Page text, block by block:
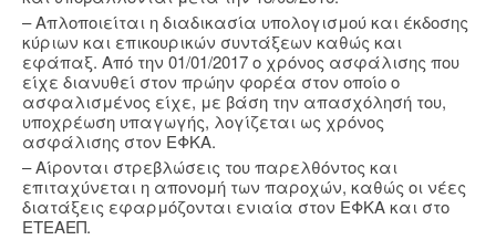
– Απλοποιείται η διαδικασία υπολογισμού και έκδοσης
κύριων και επικουρικών συντάξεων καθώς και
εφάπαξ. Από την 01/01/2017 ο χρόνος ασφάλισης που
είχε διανυθεί στον πρώην φορέα στον οποίο ο
ασφαλισμένος είχε, με βάση την απασχόλησή του,
υποχρέωση υπαγωγής, λογίζεται ως χρόνος
ασφάλισης στον ΕΦΚΑ.
– Αίρονται στρεβλώσεις του παρελθόντος και
επιταχύνεται η απονομή των παροχών, καθώς οι νέες
διατάξεις εφαρμόζονται ενιαία στον ΕΦΚΑ και στο
ΕΤΕΑΕΠ.